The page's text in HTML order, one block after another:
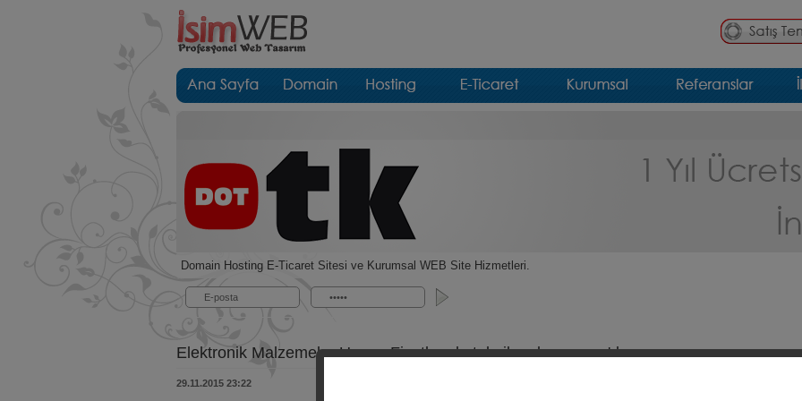
Domain Hosting E-Ticaret Sitesi ve Kurumsal WEB Site Hizmetleri.
Elektronik Malzemeler Uygun Fiyatlarıyla teknikmalzeme.org'da.
29.11.2015 23:22